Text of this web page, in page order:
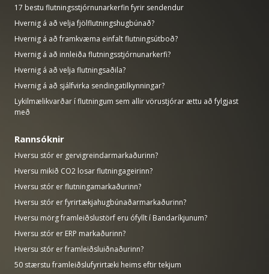
17 bestu flutningsstjórnunarkerfin fyrir sendendur
Hvernig á að velja fjölflutningshugbúnað?
Hvernig á að framkvæma einfalt flutningsútboð?
Hvernig á að innleiða flutningsstjórnunarkerfi?
Hvernig á að velja flutningsaðila?
Hvernig á að sjálfvirka sendingatilkynningar?
Lykilmælikvarðar í flutningum sem allir vörustjórar ættu að fylgjast
með
Rannsóknir
Hversu stór er gervigreindarmarkaðurinn?
Hversu mikið CO2 losar flutningageirinn?
Hversu stór er flutningamarkaðurinn?
Hversu stór er fyrirtækjahugbúnaðarmarkaðurinn?
Hversu mörg framleiðslustörf eru ófyllt í Bandaríkjunum?
Hversu stór er ERP markaðurinn?
Hversu stór er framleiðsluiðnaðurinn?
50 stærstu framleiðslufyrirtæki heims eftir tekjum